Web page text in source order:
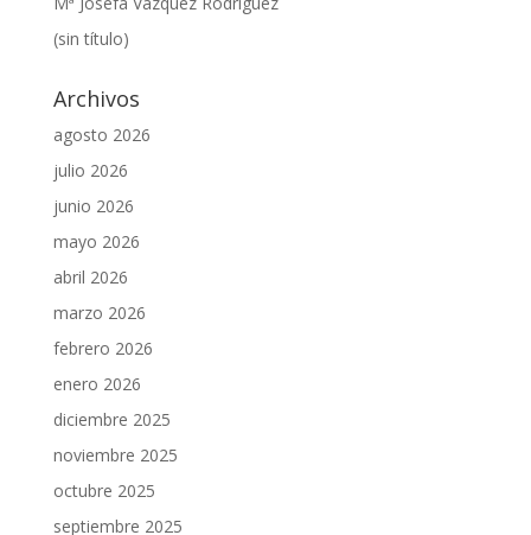
(sin título)
Archivos
agosto 2026
julio 2026
junio 2026
mayo 2026
abril 2026
marzo 2026
febrero 2026
enero 2026
diciembre 2025
noviembre 2025
octubre 2025
septiembre 2025